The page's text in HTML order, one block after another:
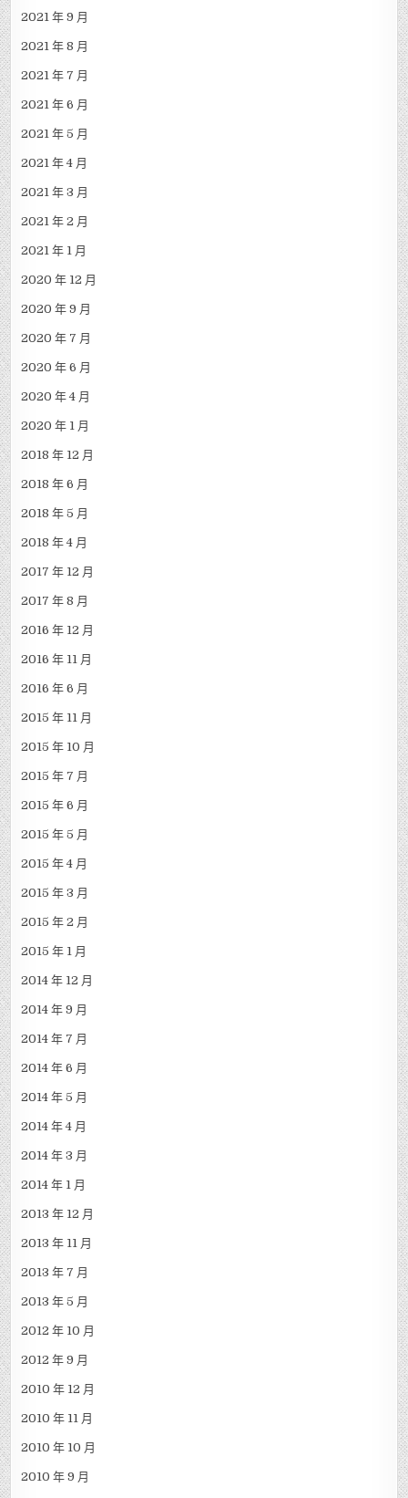
2021 年 9 月
2021 年 8 月
2021 年 7 月
2021 年 6 月
2021 年 5 月
2021 年 4 月
2021 年 3 月
2021 年 2 月
2021 年 1 月
2020 年 12 月
2020 年 9 月
2020 年 7 月
2020 年 6 月
2020 年 4 月
2020 年 1 月
2018 年 12 月
2018 年 6 月
2018 年 5 月
2018 年 4 月
2017 年 12 月
2017 年 8 月
2016 年 12 月
2016 年 11 月
2016 年 6 月
2015 年 11 月
2015 年 10 月
2015 年 7 月
2015 年 6 月
2015 年 5 月
2015 年 4 月
2015 年 3 月
2015 年 2 月
2015 年 1 月
2014 年 12 月
2014 年 9 月
2014 年 7 月
2014 年 6 月
2014 年 5 月
2014 年 4 月
2014 年 3 月
2014 年 1 月
2013 年 12 月
2013 年 11 月
2013 年 7 月
2013 年 5 月
2012 年 10 月
2012 年 9 月
2010 年 12 月
2010 年 11 月
2010 年 10 月
2010 年 9 月